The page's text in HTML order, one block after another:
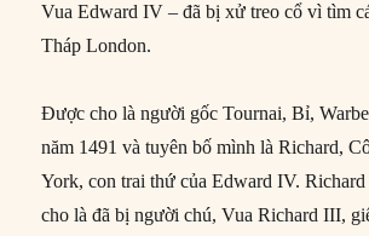
Vua Edward IV – đã bị xử treo cổ vì tìm
Tháp London.
Được cho là người gốc Tournai, Bỉ,
năm 1491 và tuyên bố mình là Richard,
York, con trai thứ của Edward IV.
cho là đã bị người chú, Vua Richard III,